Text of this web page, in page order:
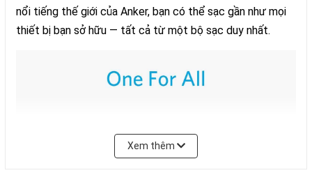
nổi tiếng thế giới của Anker, bạn có thể sạc gần như mọi
thiết bị bạn sở hữu — tất cả từ một bộ sạc duy nhất.
Xem thêm